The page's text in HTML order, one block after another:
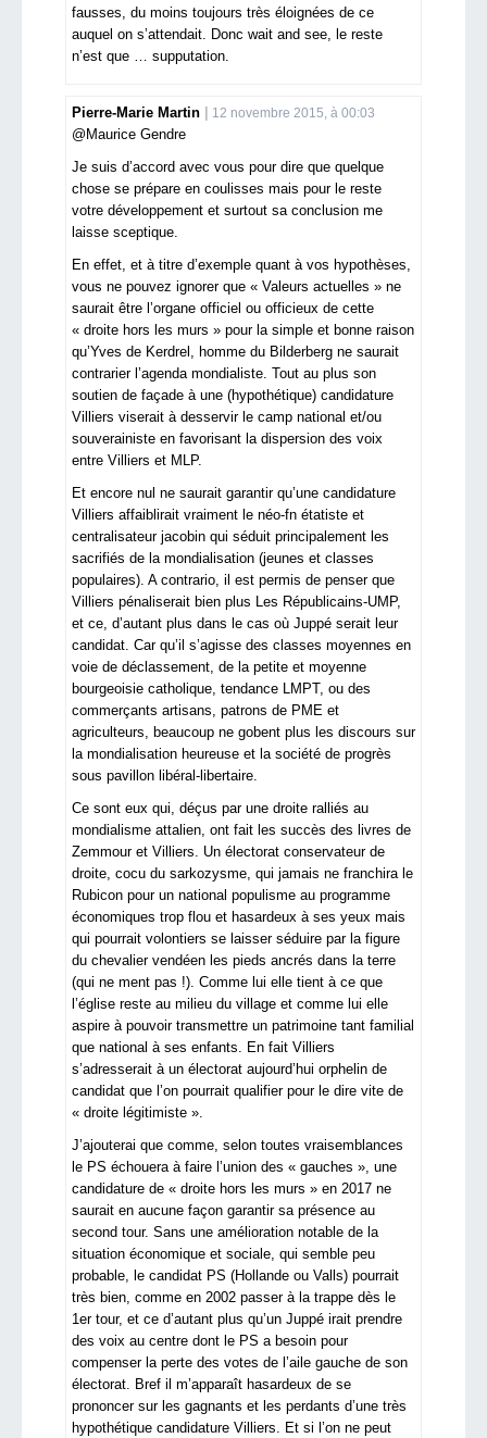
fausses, du moins toujours très éloignées de ce
auquel on s’attendait. Donc wait and see, le reste
n’est que … supputation.
Pierre-Marie Martin 12 novembre 2015, à 00:03
@Maurice Gendre
Je suis d’accord avec vous pour dire que quelque
chose se prépare en coulisses mais pour le reste
votre développement et surtout sa conclusion me
laisse sceptique.
En effet, et à titre d’exemple quant à vos hypothèses,
vous ne pouvez ignorer que « Valeurs actuelles » ne
saurait être l’organe officiel ou officieux de cette
« droite hors les murs » pour la simple et bonne raison
qu’Yves de Kerdrel, homme du Bilderberg ne saurait
contrarier l’agenda mondialiste. Tout au plus son
soutien de façade à une (hypothétique) candidature
Villiers viserait à desservir le camp national et/ou
souverainiste en favorisant la dispersion des voix
entre Villiers et MLP.
Et encore nul ne saurait garantir qu’une candidature
Villiers affaiblirait vraiment le néo-fn étatiste et
centralisateur jacobin qui séduit principalement les
sacrifiés de la mondialisation (jeunes et classes
populaires). A contrario, il est permis de penser que
Villiers pénaliserait bien plus Les Républicains-UMP,
et ce, d’autant plus dans le cas où Juppé serait leur
candidat. Car qu’il s’agisse des classes moyennes en
voie de déclassement, de la petite et moyenne
bourgeoisie catholique, tendance LMPT, ou des
commerçants artisans, patrons de PME et
agriculteurs, beaucoup ne gobent plus les discours sur
la mondialisation heureuse et la société de progrès
sous pavillon libéral-libertaire.
Ce sont eux qui, déçus par une droite ralliés au
mondialisme attalien, ont fait les succès des livres de
Zemmour et Villiers. Un électorat conservateur de
droite, cocu du sarkozysme, qui jamais ne franchira le
Rubicon pour un national populisme au programme
économiques trop flou et hasardeux à ses yeux mais
qui pourrait volontiers se laisser séduire par la figure
du chevalier vendéen les pieds ancrés dans la terre
(qui ne ment pas !). Comme lui elle tient à ce que
l’église reste au milieu du village et comme lui elle
aspire à pouvoir transmettre un patrimoine tant familial
que national à ses enfants. En fait Villiers
s’adresserait à un électorat aujourd’hui orphelin de
candidat que l’on pourrait qualifier pour le dire vite de
« droite légitimiste ».
J’ajouterai que comme, selon toutes vraisemblances
le PS échouera à faire l’union des « gauches », une
candidature de « droite hors les murs » en 2017 ne
saurait en aucune façon garantir sa présence au
second tour. Sans une amélioration notable de la
situation économique et sociale, qui semble peu
probable, le candidat PS (Hollande ou Valls) pourrait
très bien, comme en 2002 passer à la trappe dès le
1er tour, et ce d’autant plus qu’un Juppé irait prendre
des voix au centre dont le PS a besoin pour
compenser la perte des votes de l’aile gauche de son
électorat. Bref il m’apparaît hasardeux de se
prononcer sur les gagnants et les perdants d’une très
hypothétique candidature Villiers. Et si l’on ne peut